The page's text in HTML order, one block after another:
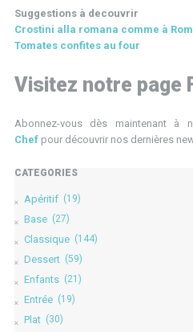
Suggestions à decouvrir
Crostini alla romana comme à
Tomates confites au four
Visitez notre page
Abonnez-vous dès maintenant à
Chef pour découvrir nos dernières
CATÉGORIES
Apéritif (19)
Base (27)
Classique (144)
Dessert (59)
Enfants (21)
Entrée (19)
Plat (30)